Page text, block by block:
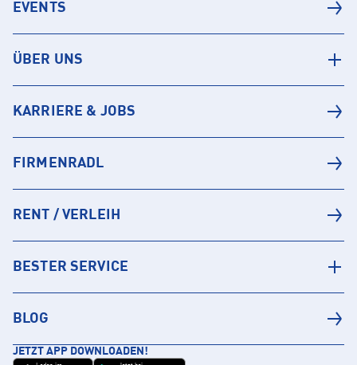
EVENTS
ÜBER UNS
KARRIERE & JOBS
FIRMENRADL
RENT / VERLEIH
BESTER SERVICE
BLOG
JETZT APP DOWNLOADEN!